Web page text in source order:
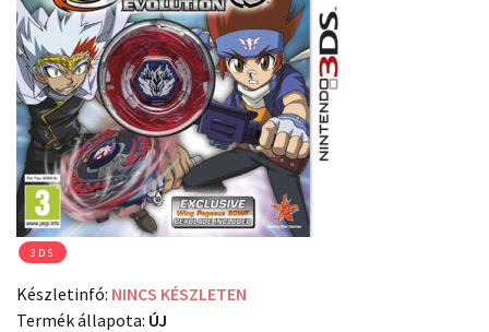
3DS
Készletinfó: NINCS KÉSZLETEN
Termék állapota: ÚJ